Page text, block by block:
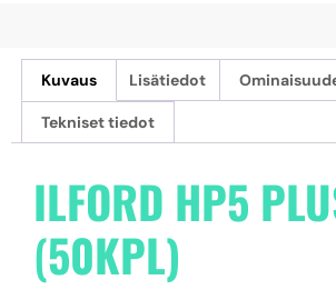
Kuvaus Lisätiedot
Tekniset tiedot
ILFORD HP5
(50KPL)